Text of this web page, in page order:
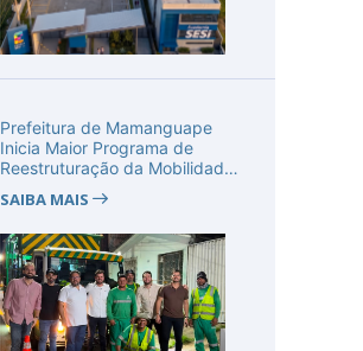
Prefeitura de Mamanguape
Inicia Maior Programa de
Reestruturação da Mobilidade
SAIBA MAIS